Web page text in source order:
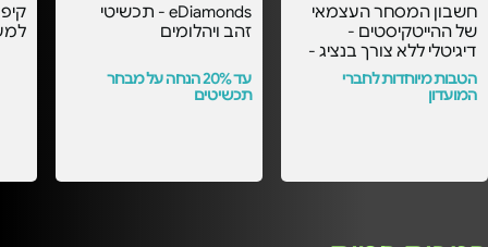
חשבון המסחר העצמאי
של ההייטקיסטים -
דיגיטלי ללא צורך בנציג -
עם העמלות הכי
משתלמות בסבסוד
הייטקזון! -
הטבות מיוחדות לחברי
המועדון
eDiamonds - תכשיטי
זהב ויהלומים
עד 20% הנחה על מבחר
תכשיטים